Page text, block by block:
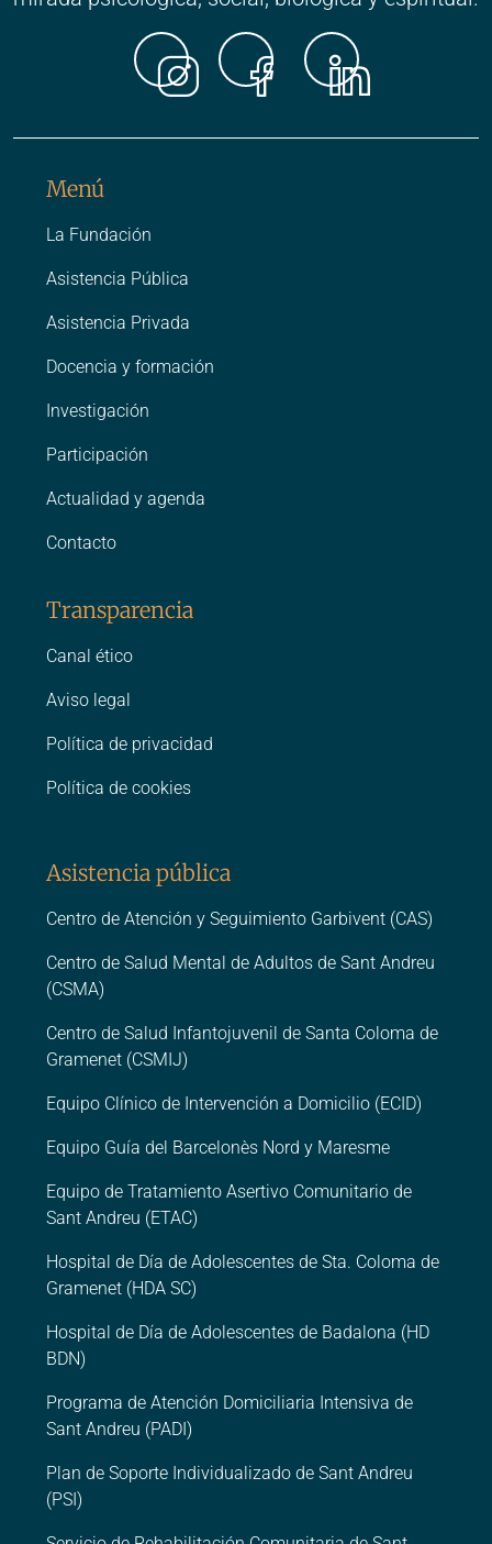
Menú
La Fundación
Asistencia Pública
Asistencia Privada
Docencia y formación
Investigación
Participación
Actualidad y agenda
Contacto
Transparencia
Canal ético
Aviso legal
Política de privacidad
Política de cookies
Asistencia pública
Centro de Atención y Seguimiento Garbivent (CAS)
Centro de Salud Mental de Adultos de Sant Andreu
(CSMA)
Centro de Salud Infantojuvenil de Santa Coloma de
Gramenet (CSMIJ)
Equipo Clínico de Intervención a Domicilio (ECID)
Equipo Guía del Barcelonès Nord y Maresme
Equipo de Tratamiento Asertivo Comunitario de
Sant Andreu (ETAC)
Hospital de Día de Adolescentes de Sta. Coloma de
Gramenet (HDA SC)
Hospital de Día de Adolescentes de Badalona (HD
BDN)
Programa de Atención Domiciliaria Intensiva de
Sant Andreu (PADI)
Plan de Soporte Individualizado de Sant Andreu
(PSI)